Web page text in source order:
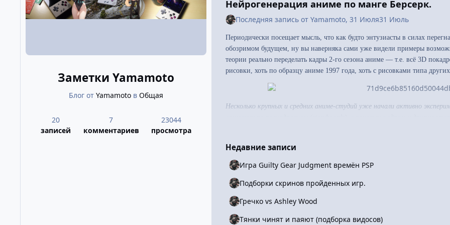
Заметки Yamamoto
Блог от Yamamoto в Общая
20
записей
7
комментариев
23044
просмотра
Нейрогенерация аниме по манге Берсерк.
Последняя запись от Yamamoto, 31 Июля31 Июль
Периодически посещает мысль, что как будто энтузиасты в силах
обозримом будущем, ну вы наверняка сами уже видели примеры
теории реально переделать кадры 2-го сезона аниме — т.е. всё 3D
рисовки, хоть по образцу аниме 1997 года, хоть с рисовками типа
Несколько крупных и средних аниме-студий уже начали активно
раскраска, создание фонов из фото и коррекция линий. Инвестировали
предприятия. Это пока не полностью заменяет художников, а
WIT Studio (Spy × Family, Vinland Saga и др.) Участвовали в
the Boy (2022–2023), где использовали gated latent-diffusion модели для
изображений. Bilibili (производитель многих тайтлов, включая
модель AniSora (обучена на миллионах клипов аниме). Поддерживает
включая storyboard-to-animation подход. Активно продвигают для
Недавние записи
Игра Guilty Gear Judgment времён PSP
Подборки скринов пройденных игр.
Гречко vs Ashley Wood
Тянки чинят и паяют (подборка видосов)